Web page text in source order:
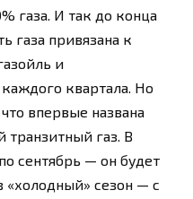
газа. И так до конца
газа привязана к
и
квартала. Но
впервые названа
газ. В
сентябрь — он будет
«холодный» сезон — с